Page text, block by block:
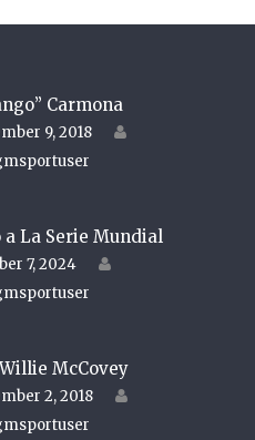
Carmona
on 9, 2018
a La Serie Mundial
on7, 2024
McCovey
on 2, 2018